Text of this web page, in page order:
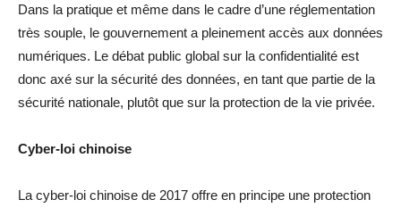
Dans la pratique et même dans le cadre d’une réglementation
très souple, le gouvernement a pleinement accès aux données
numériques. Le débat public global sur la confidentialité est
donc axé sur la sécurité des données, en tant que partie de la
sécurité nationale, plutôt que sur la protection de la vie privée.
Cyber-loi chinoise
La cyber-loi chinoise de 2017 offre en principe une protection